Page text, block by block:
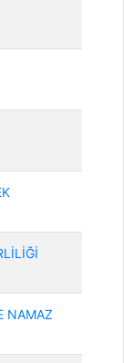
NAMAZ